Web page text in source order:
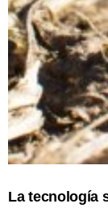
La tecnología